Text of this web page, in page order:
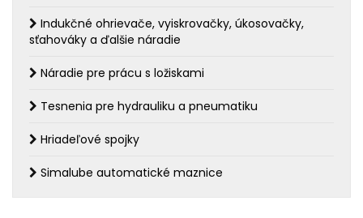
Indukčné ohrievače, vyiskrovačky, úkosovačky,
sťahováky a ďalšie náradie
Náradie pre prácu s ložiskami
Tesnenia pre hydrauliku a pneumatiku
Hriadeľové spojky
Simalube automatické maznice